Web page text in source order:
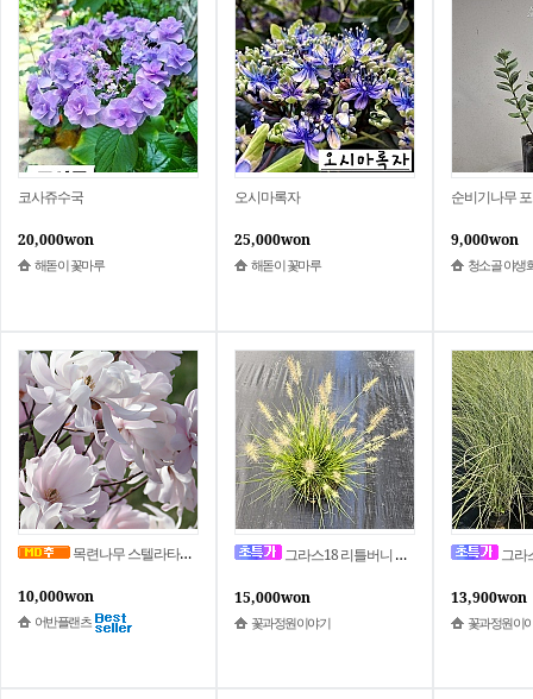
코사쥬수국
20,000won
해돋이 꽃마루
오시마록자
25,000won
해돋이 꽃마루
순비기나무
9,000won
청소골 야생
목련나무 스텔라타워터릴리 P9포트묘 왜성 유럽목련 꽃나무 묘목
10,000won
어반플랜츠
그라스18 리틀버니 수크령 / 18cm포트 / 그라스 억새 / 정원수 조경수 / 꽃과정원이야기
15,000won
꽃과정원이야기
그라스20 모닝라이트
13,900won
꽃과정원이